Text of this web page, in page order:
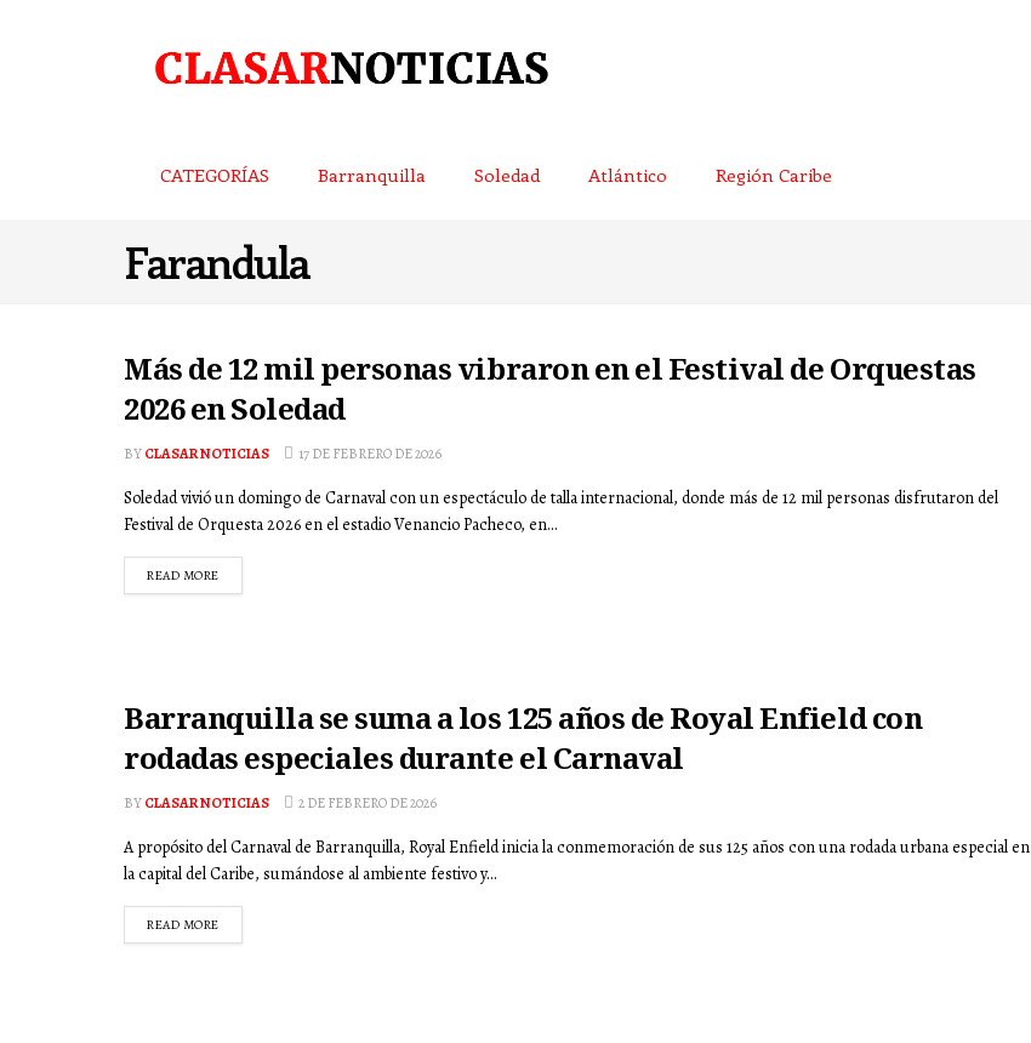
CATEGORÍAS Barranquilla Soledad Atlántico Región Caribe
Farandula
Más de 12 mil personas vibraron en el Festival de Orquestas
2026 en Soledad
BYCLASAR NOTICIAS 17 DE FEBRERO DE 2026
Soledad vivió un domingo de Carnaval con un espectáculo de talla internacional, donde más de 12 mil personas disfrutaron del
Festival de Orquesta 2026 en el estadio Venancio Pacheco, en...
READ MORE
Barranquilla se suma a los 125 años de Royal Enfield con
rodadas especiales durante el Carnaval
BYCLASAR NOTICIAS 2 DE FEBRERO DE 2026
A propósito del Carnaval de Barranquilla, Royal Enfield inicia la conmemoración de sus 125 años con una rodada urbana especial en
la capital del Caribe, sumándose al ambiente festivo y...
READ MORE